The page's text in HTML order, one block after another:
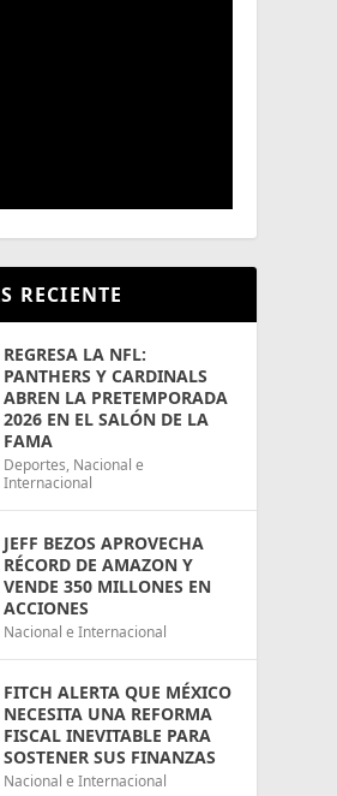
RECIENTE
REGRESA LA NFL:
PANTHERS Y CARDINALS
ABREN LA PRETEMPORADA
2026 EN EL SALÓN DE LA
FAMA
Deportes, Nacional e
Internacional
JEFF BEZOS APROVECHA
RÉCORD DE AMAZON Y
VENDE 350 MILLONES EN
ACCIONES
Nacional e Internacional
FITCH ALERTA QUE MÉXICO
NECESITA UNA REFORMA
FISCAL INEVITABLE PARA
SOSTENER SUS FINANZAS
Nacional e Internacional